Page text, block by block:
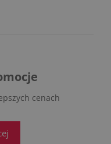
cenach